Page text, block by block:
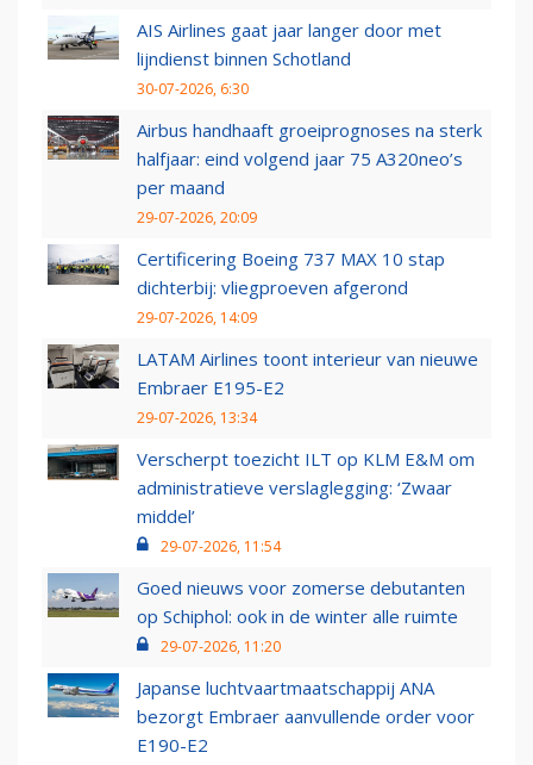
AIS Airlines gaat jaar langer door met
lijndienst binnen Schotland
30-07-2026, 6:30
Airbus handhaaft groeiprognoses na sterk
halfjaar: eind volgend jaar 75 A320neo’s
per maand
29-07-2026, 20:09
Certificering Boeing 737 MAX 10 stap
dichterbij: vliegproeven afgerond
29-07-2026, 14:09
LATAM Airlines toont interieur van nieuwe
Embraer E195-E2
29-07-2026, 13:34
Verscherpt toezicht ILT op KLM E&M om
administratieve verslaglegging: ‘Zwaar
middel’
29-07-2026, 11:54
Goed nieuws voor zomerse debutanten
op Schiphol: ook in de winter alle ruimte
29-07-2026, 11:20
Japanse luchtvaartmaatschappij ANA
bezorgt Embraer aanvullende order voor
E190-E2